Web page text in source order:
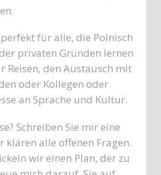
für alle, die Polnisch
privaten Gründen lernen
Reisen, den Austausch mit
oder Kollegen oder
an Sprache und Kultur.
Schreiben Sie mir eine
klären alle offenen Fragen.
wir einen Plan, der zu